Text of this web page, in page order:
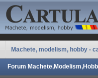
Machete, modelism, hobby -
Forum